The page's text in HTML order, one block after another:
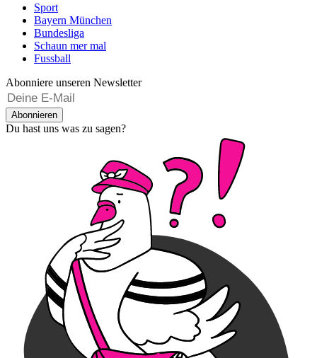
Sport
Bayern München
Bundesliga
Schaun mer mal
Fussball
Abonniere unseren Newsletter
Abonnieren
Du hast uns was zu sagen?